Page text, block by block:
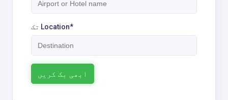
تک Location*
ابھی بک کریں